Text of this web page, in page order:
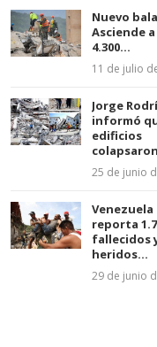
11 de junio de 2026
EDICTO SE HACE
MORENO
3.003.963, Parte
DE CONTRATO
Junio de 2026)
17 de junio de 2026
Nuevo
Asciende
4.300...
11 de julio
Jorge
informó
edificios
25 de junio
Venezuela
reporta
fallecidos
heridos...
29 de junio